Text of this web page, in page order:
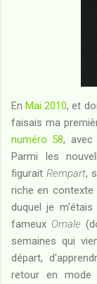
EnMai 2010, et
faisais ma
numéro 58, avec
Parmi les
figuraitRempart,
riche en contexte
duquel je
fameux Omale
semaines qui
départ,
retour en